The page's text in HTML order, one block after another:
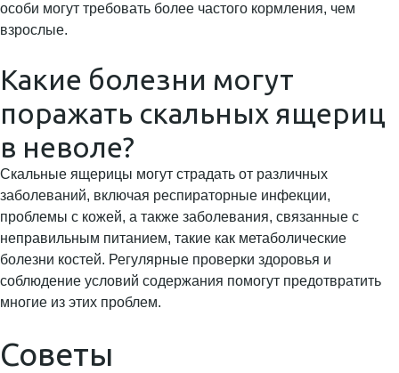
особи могут требовать более частого кормления, чем
взрослые.
Какие болезни могут
поражать скальных ящериц
в неволе?
Скальные ящерицы могут страдать от различных
заболеваний, включая респираторные инфекции,
проблемы с кожей, а также заболевания, связанные с
неправильным питанием, такие как метаболические
болезни костей. Регулярные проверки здоровья и
соблюдение условий содержания помогут предотвратить
многие из этих проблем.
Советы